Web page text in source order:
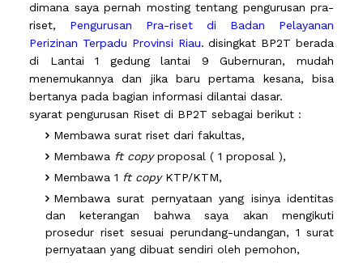
dimana saya pernah mosting tentang pengurusan pra-
riset, Pengurusan Pra-riset di Badan Pelayanan
Perizinan Terpadu Provinsi Riau. disingkat BP2T berada
di Lantai 1 gedung lantai 9 Gubernuran, mudah
menemukannya dan jika baru pertama kesana, bisa
bertanya pada bagian informasi dilantai dasar.
syarat pengurusan Riset di BP2T sebagai berikut :
Membawa surat riset dari fakultas,
Membawa ft copyproposal ( 1 proposal ),
Membawa 1 ft copyKTP/KTM,
Membawa surat pernyataan yang isinya identitas
dan keterangan bahwa saya akan mengikuti
prosedur riset sesuai perundang-undangan, 1 surat
pernyataan yang dibuat sendiri oleh pemohon,